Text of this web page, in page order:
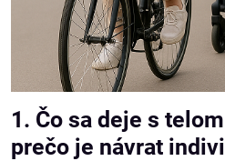
1. Čo sa deje s
prečo je návrat